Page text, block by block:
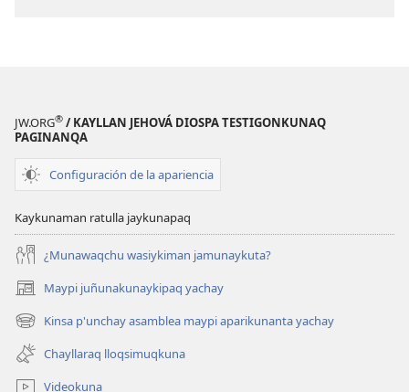
JW.ORG® / KAYLLAN JEHOVÁ DIOSPA TESTIGONKUNAQ
PAGINANQA
Configuración de la apariencia
Kaykunaman ratulla jaykunapaq
¿Munawaqchu wasiykiman jamunaykuta?
Maypi juñunakunaykipaq yachay
(abre
una
nueva
ventana)
Kinsa p'unchay asamblea maypi aparikunanta yachay
(abre
una
nueva
ventana)
Chayllaraq lloqsimuqkuna
Videokuna